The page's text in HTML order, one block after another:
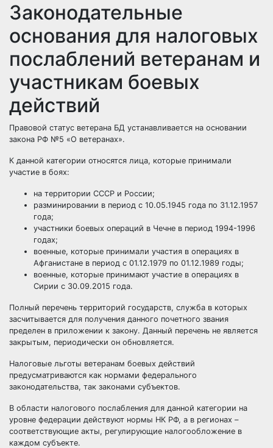
Законодательные
основания для налоговых
послаблений ветеранам и
участникам боевых
действий
Правовой статус ветерана БД устанавливается на основании
закона РФ №5 «О ветеранах».
К данной категории относятся лица, которые принимали
участие в боях:
на территории СССР и России;
разминировании в период с 10.05.1945 года по 31.12.1957
года;
участники боевых операций в Чечне в период 1994-1996
годах;
военные, которые принимали участия в операциях в
Афганистане в период с 01.12.1979 по 01.12.1989 годы;
военные, которые принимают участие в операциях в
Сирии с 30.09.2015 года.
Полный перечень территорий государств, служба в которых
засчитывается для получения данного почетного звания
пределен в приложении к закону. Данный перечень не является
закрытым, периодически он обновляется.
Налоговые льготы ветеранам боевых действий
предусматриваются как нормами федерального
законодательства, так законами субъектов.
В области налогового послабления для данной категории на
уровне федерации действуют нормы НК РФ, а в регионах –
соответствующие акты, регулирующие налогообложение в
каждом субъекте.